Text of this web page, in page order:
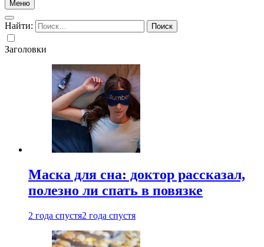
Меню
Найти:
Заголовки
Маска для сна: доктор рассказал,
полезно ли спать в повязке
2 года спустя2 года спустя